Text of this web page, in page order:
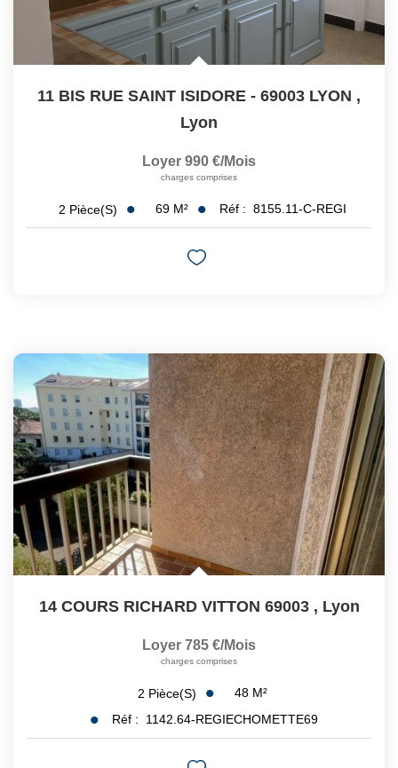
11 BIS RUE SAINT ISIDORE - 69003 LYON ,
Lyon
Loyer 990 €/mois
charges comprises
2 Pièce(s) 69 M² Réf : 8155.11-C-REGI
14 COURS RICHARD VITTON 69003 , Lyon
Loyer 785 €/mois
charges comprises
2 Pièce(s) 48 M²
Réf :
1142.64-REGIECHOMETTE69